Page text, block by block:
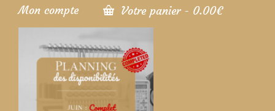
Mon compte Votre panier - 0.00€